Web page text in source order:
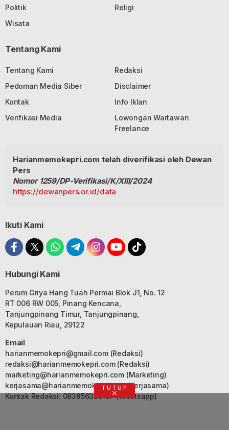
Politik
Religi
Wisata
Tentang Kami
Tentang Kami
Redaksi
Pedoman Media Siber
Disclaimer
Kontak
Info Iklan
Verifikasi Media
Lowongan Wartawan
Freelance
Harianmemokepri.com telah diverifikasi oleh Dewan
Pers
Nomor 1259/DP-Verifikasi/K/XIII/2024
https://dewanpers.or.id/data
Ikuti Kami
Hubungi Kami
Perum Griya Hang Tuah Permai Blok J1, No. 12
RT 006 RW 005, Pinang Kencana,
Tanjungpinang Timur, Tanjungpinang,
Kepulauan Riau, 29122
Email
harianmemokepri@gmail.com(Redaksi)
redaksi@harianmemokepri.com(Redaksi)
marketing@harianmemokepri.com(Marketing)
kerjasama@harianmemokepri.com(Kerjasama)
Kontak Redaksi: 083856335187 (Whatsapp)
TUTUP